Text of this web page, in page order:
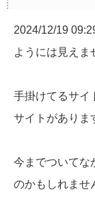
2024/12/19
ようには見えま
手掛けてるサイ
サイトがありま
今までついてな
のかもしれませ